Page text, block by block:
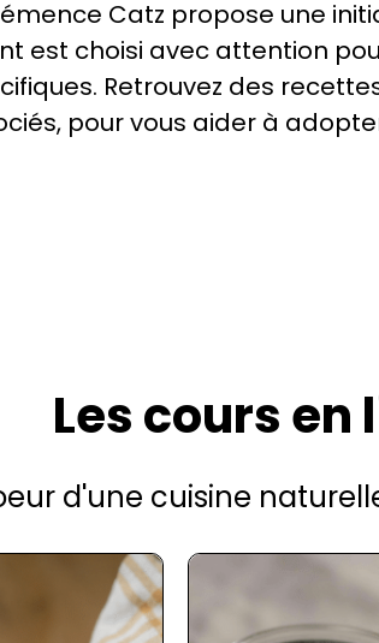
Catz propose une
est choisi avec attention
Retrouvez des
pour vous aider à
Les cours
d'une cuisine